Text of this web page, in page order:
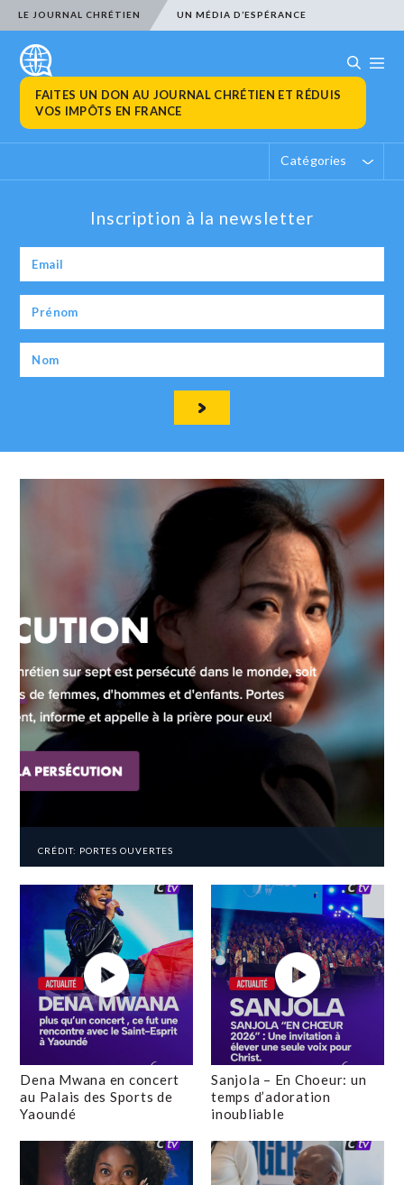
LE JOURNAL CHRÉTIEN UN MÉDIA D’ESPÉRANCE
FAITES UN DON AU JOURNAL CHRÉTIEN ET RÉDUIS
VOS IMPÔTS EN FRANCE
Catégories
Inscription à la newsletter
CRÉDIT: PORTES OUVERTES
Dena Mwana en concert
au Palais des Sports de
Yaoundé
Sanjola – En Choeur: un
temps d’adoration
inoubliable